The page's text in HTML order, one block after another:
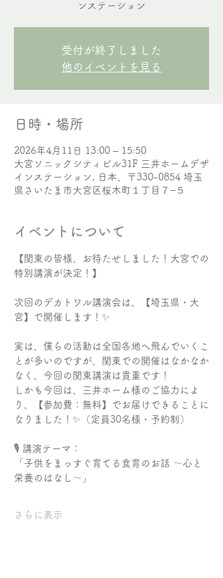
ンステーション
受付が終了しました
他のイベントを見る
日時・場所
2026年4月11日 13:00 – 15:50
大宮ソニックシティビル31F 三井ホームデザ
インステーション, 日本、〒330-0854 埼玉
県さいたま市大宮区桜木町１丁目７−５
イベントについて
​【関東の皆様、お待たせしました！大宮での
特別講演が決定！】
次回のデカトワル講演会は、【埼玉県・大
宮】で開催します！✨
​実は、僕らの活動は全国各地へ飛んでいくこ
とが多いのですが、関東での開催はなかなか
なく、今回の関東講演は貴重です！
​しかも今回は、三井ホーム様のご協力によ
り、【参加費：無料】でお届けできることに
なりました！✨（定員30名様・予約制）
​🎙️ 講演テーマ：
​「子供をまっすぐ育てる食育のお話 〜心と
栄養のはなし〜」
さらに表示